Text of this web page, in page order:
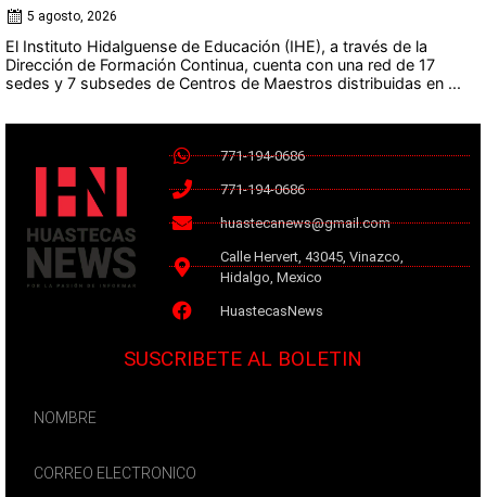
5 agosto, 2026
El Instituto Hidalguense de Educación (IHE), a través de la
Dirección de Formación Continua, cuenta con una red de 17
sedes y 7 subsedes de Centros de Maestros distribuidas en ...
771-194-0686
771-194-0686
huastecanews@gmail.com
Calle Hervert, 43045, Vinazco,
Hidalgo, Mexico
HuastecasNews
SUSCRIBETE AL BOLETIN